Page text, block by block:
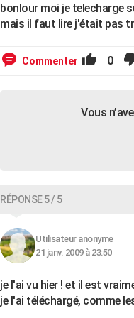
bonlour moi je telecharge
mais il faut lire j'était pas
Commenter 0
Vous
RÉPONSE 5 / 5
Utilisateur anonyme
21 janv. 2009 à 23:50
je l'ai vu hier ! et il est
je l'ai téléchargé, comme